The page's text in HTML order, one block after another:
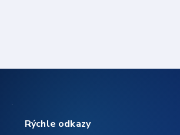
Rýchle odkazy